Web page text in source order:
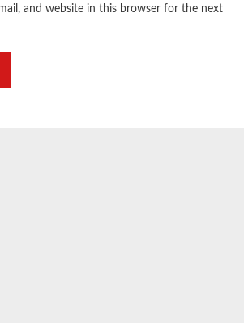
and website in this browser for the next